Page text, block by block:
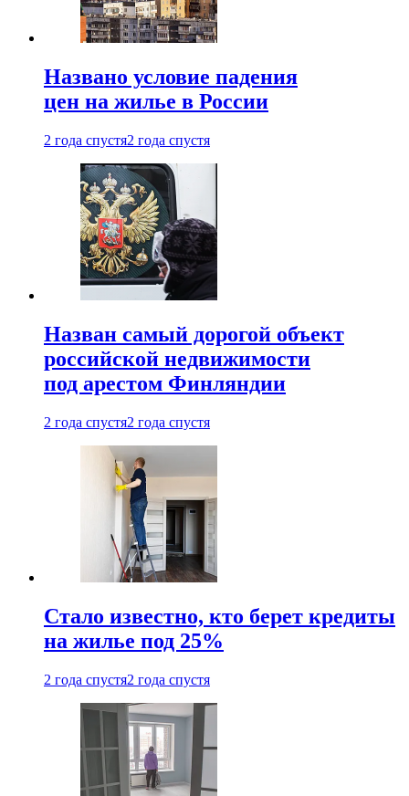
Названо условие падения
цен на жилье в России
2 года спустя2 года спустя
Назван самый дорогой объект
российской недвижимости
под арестом Финляндии
2 года спустя2 года спустя
Стало известно, кто берет кредиты
на жилье под 25%
2 года спустя2 года спустя